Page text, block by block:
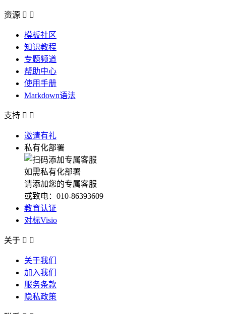
资源  
模板社区
知识教程
专题频道
帮助中心
使用手册
Markdown语法
支持  
邀请有礼
私有化部署
如需私有化部署
请添加您的专属客服
或致电：010-86393609
教育认证
对标Visio
关于  
关于我们
加入我们
服务条款
隐私政策